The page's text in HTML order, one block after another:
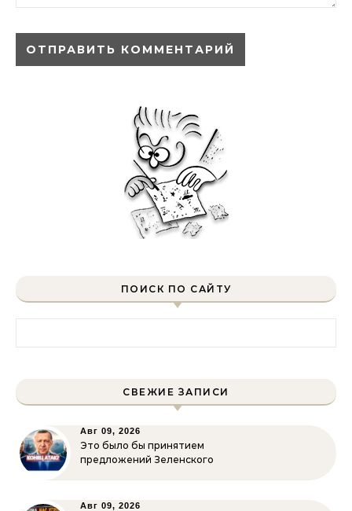
ПОИСК ПО САЙТУ
СВЕЖИЕ ЗАПИСИ
Авг 09, 2026
Это было бы принятием
предложений Зеленского
Авг 09, 2026